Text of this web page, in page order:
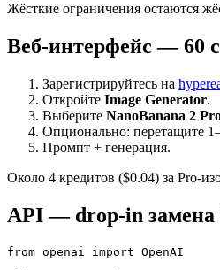
Жёсткие ограничения остаются
Веб-интерфейс — 60
Зарегистрируйтесь на
Откройте Image Generator.
Выберите NanoBanana 2
Опционально: перетащите
Промпт + генерация.
Около 4 кредитов ($0.04) за Pro-
API — drop-in замена
from openai import OpenAI